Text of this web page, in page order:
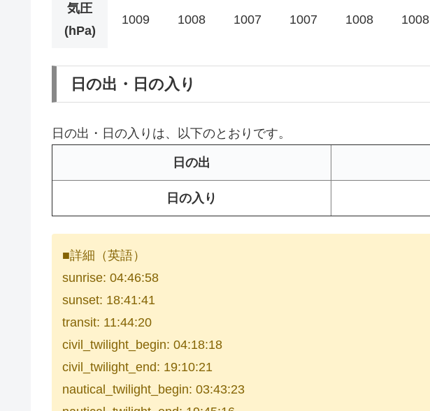
気圧
(hPa)
1009 1008 1007 1007 1008 1008
日の出・日の入り
日の出・日の入りは、以下のとおりです。
日の出
日の入り
■詳細（英語）
sunrise: 04:46:58
sunset: 18:41:41
transit: 11:44:20
civil_twilight_begin: 04:18:18
civil_twilight_end: 19:10:21
nautical_twilight_begin: 03:43:23